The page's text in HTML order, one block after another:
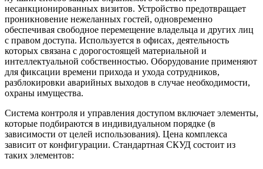
несанкционированных визитов. Устройство предотвращает
проникновение нежеланных гостей, одновременно
обеспечивая свободное перемещение владельца и других лиц
с правом доступа. Используется в офисах, деятельность
которых связана с дорогостоящей материальной и
интеллектуальной собственностью. Оборудование применяют
для фиксации времени прихода и ухода сотрудников,
разблокировки аварийных выходов в случае необходимости,
охраны имущества.
Система контроля и управления доступом включает элементы,
которые подбираются в индивидуальном порядке (в
зависимости от целей использования). Цена комплекса
зависит от конфигурации. Стандартная СКУД состоит из
таких элементов: